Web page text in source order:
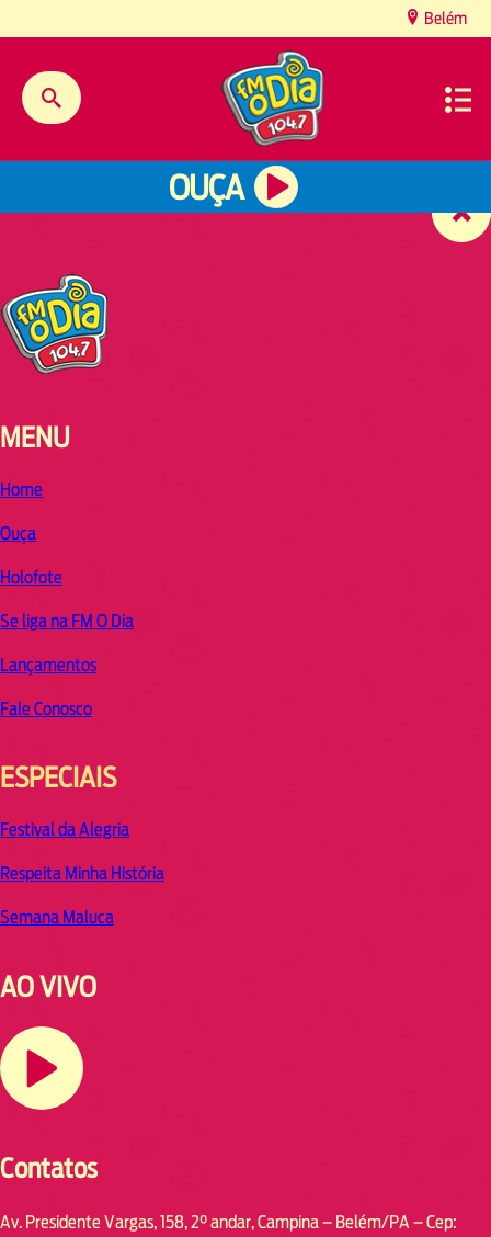
Belém
OUÇA
MENU
Home
Ouça
Holofote
Se liga na FM O Dia
Lançamentos
Fale Conosco
ESPECIAIS
Festival da Alegria
Respeita Minha História
Semana Maluca
AO VIVO
Contatos
Av. Presidente Vargas, 158, 2° andar, Campina – Belém/PA – Cep: